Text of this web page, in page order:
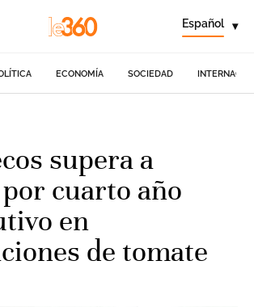
Español ▾
ECONOMÍA SOCIEDAD
supera a
cuarto año
en
de tomate